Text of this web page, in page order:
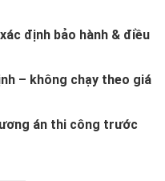
định bảo hành & điều
– không chạy theo giá
án thi công trước